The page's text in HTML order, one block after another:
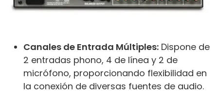
Canales de Entrada Múltiples: Dispone de
2 entradas phono, 4 de línea y 2 de
micrófono, proporcionando flexibilidad en
la conexión de diversas fuentes de audio.